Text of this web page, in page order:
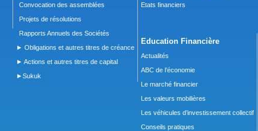
Convocation des assemblées
Projets de résolutions
Rapports Annuels des Sociétés
► Obligations et autres titres de créance
► Actions et autres titres de capital
►Sukuk
Etats financiers
Education Financière
Actualités
ABC de l’économie
Le marché financier
Les valeurs mobilières
Les véhicules d’investissement collectif
Conseils pratiques